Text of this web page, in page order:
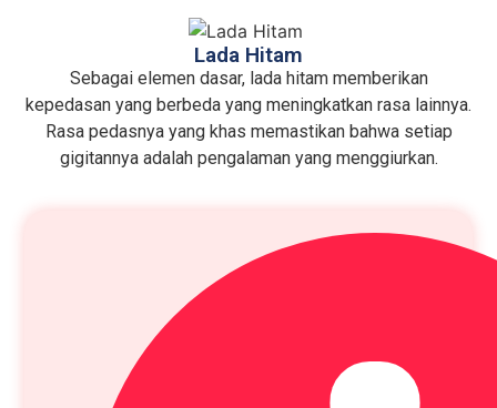
Lada Hitam
Sebagai elemen dasar, lada hitam memberikan
kepedasan yang berbeda yang meningkatkan rasa lainnya.
Rasa pedasnya yang khas memastikan bahwa setiap
gigitannya adalah pengalaman yang menggiurkan.